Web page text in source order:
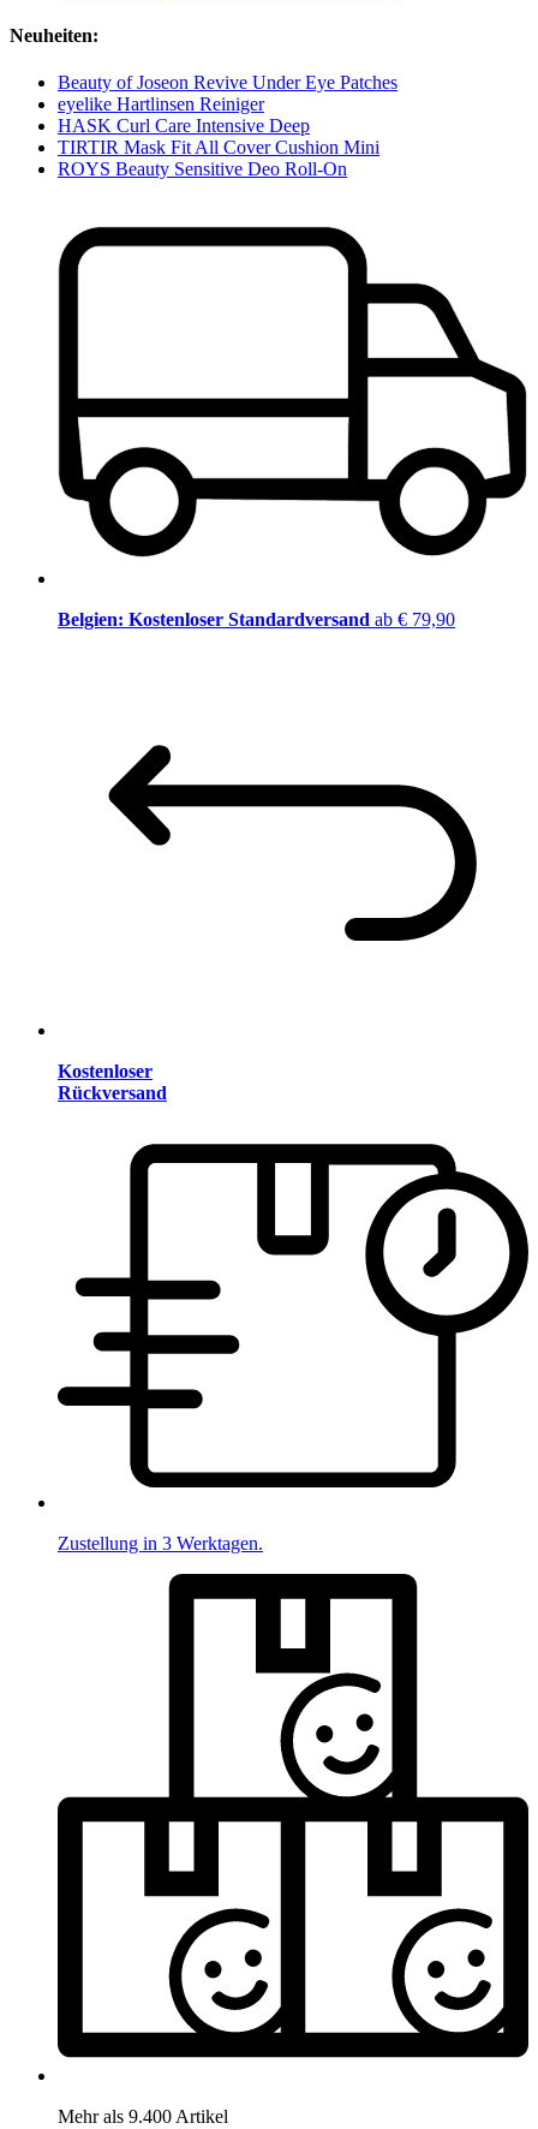
Neuheiten:
Beauty of Joseon Revive Under Eye Patches
eyelike Hartlinsen Reiniger
HASK Curl Care Intensive Deep
TIRTIR Mask Fit All Cover Cushion Mini
ROYS Beauty Sensitive Deo Roll-On
Belgien: Kostenloser Standardversand ab € 79,90
Kostenloser
Rückversand
Zustellung in 3 Werktagen.
Mehr als 9.400 Artikel